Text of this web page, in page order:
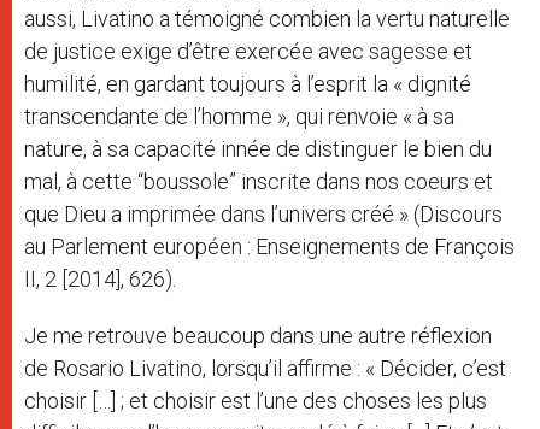
aussi, Livatino a témoigné combien la vertu naturelle
de justice exige d’être exercée avec sagesse et
humilité, en gardant toujours à l’esprit la « dignité
transcendante de l’homme », qui renvoie « à sa
nature, à sa capacité innée de distinguer le bien du
mal, à cette “boussole” inscrite dans nos coeurs et
que Dieu a imprimée dans l’univers créé » (Discours
au Parlement européen : Enseignements de François
II, 2 [2014], 626).
Je me retrouve beaucoup dans une autre réflexion
de Rosario Livatino, lorsqu’il affirme : « Décider, c’est
choisir […] ; et choisir est l’une des choses les plus